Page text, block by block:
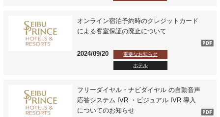
オンライン宿泊予約時のクレジットカード
による客室保証の廃止について
2024/09/20 重要なお知らせ
ホテル
フリーダイヤル・ナビダイヤル の自動音声
応答システム IVR ・ビジュアル IVR 導入
についてのお知らせ